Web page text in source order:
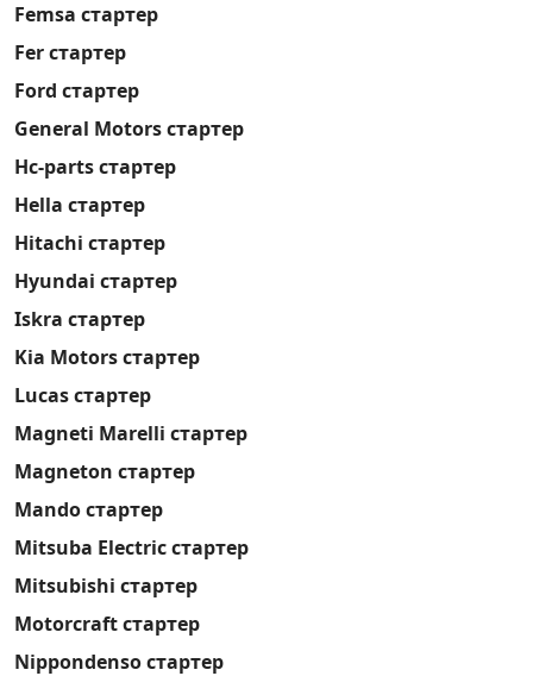
Femsa стартер
Fer стартер
Ford стартер
General Motors стартер
Hc-parts стартер
Hella стартер
Hitachi стартер
Hyundai стартер
Iskra стартер
Kia Motors стартер
Lucas стартер
Magneti Marelli стартер
Magneton стартер
Mando стартер
Mitsuba Electric стартер
Mitsubishi стартер
Motorcraft стартер
Nippondenso стартер